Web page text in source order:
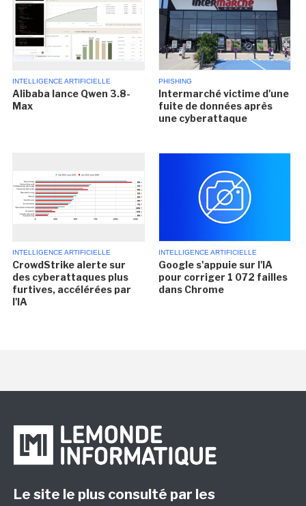
INTELLIGENCE ARTIFICIELLE
Alibaba lance Qwen 3.8-
Max
PHISHING
Intermarché victime d'une
fuite de données après
une cyberattaque
INTELLIGENCE ARTIFICIELLE
CrowdStrike alerte sur
des cyberattaques plus
furtives, accélérées par
l'IA
INTELLIGENCE ARTIFICIELLE
Google s'appuie sur l'IA
pour corriger 1 072 failles
dans Chrome
Le site le plus consulté par les